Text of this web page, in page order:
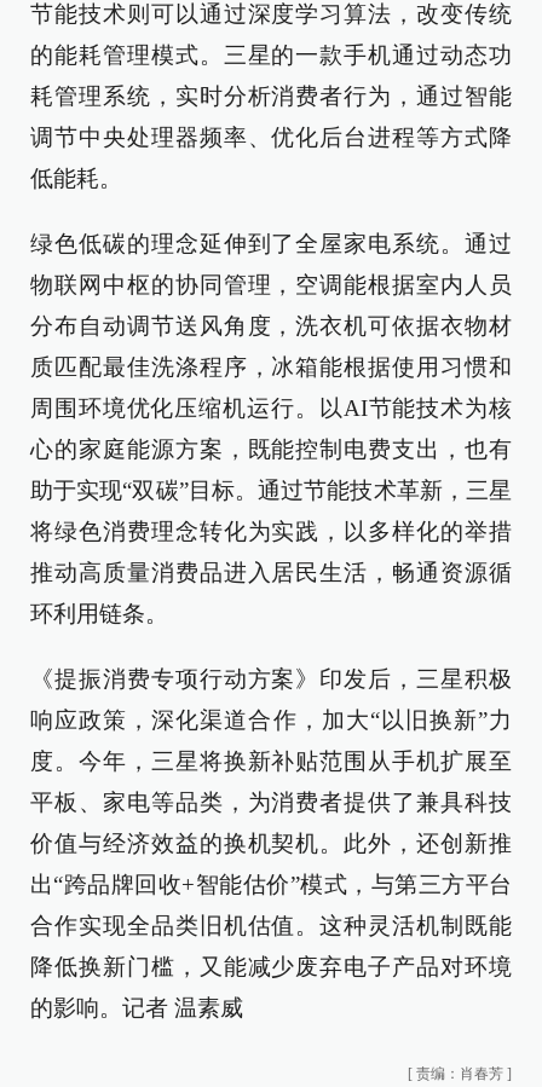
节能技术则可以通过深度学习算法，改变传统
的能耗管理模式。三星的一款手机通过动态功
耗管理系统，实时分析消费者行为，通过智能
调节中央处理器频率、优化后台进程等方式降
低能耗。
绿色低碳的理念延伸到了全屋家电系统。通过
物联网中枢的协同管理，空调能根据室内人员
分布自动调节送风角度，洗衣机可依据衣物材
质匹配最佳洗涤程序，冰箱能根据使用习惯和
周围环境优化压缩机运行。以AI节能技术为核
心的家庭能源方案，既能控制电费支出，也有
助于实现“双碳”目标。通过节能技术革新，三星
将绿色消费理念转化为实践，以多样化的举措
推动高质量消费品进入居民生活，畅通资源循
环利用链条。
《提振消费专项行动方案》印发后，三星积极
响应政策，深化渠道合作，加大“以旧换新”力
度。今年，三星将换新补贴范围从手机扩展至
平板、家电等品类，为消费者提供了兼具科技
价值与经济效益的换机契机。此外，还创新推
出“跨品牌回收+智能估价”模式，与第三方平台
合作实现全品类旧机估值。这种灵活机制既能
降低换新门槛，又能减少废弃电子产品对环境
的影响。记者 温素威
[ 责编：肖春芳 ]